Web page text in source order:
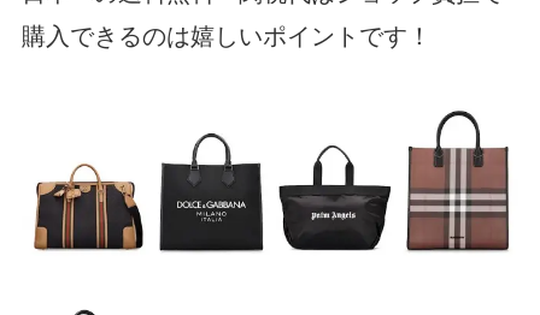
購入できるのは嬉しいポイントです！